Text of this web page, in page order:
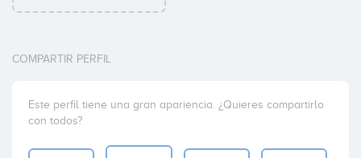
COMPARTIR PERFIL
Este perfil tiene una gran apariencia. ¿Quieres compartirlo
con todos?